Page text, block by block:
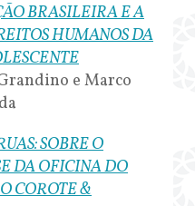
BRASILEIRA E A
HUMANOS DA
e Marco
SOBRE O
DA OFICINA DO
COROTE &